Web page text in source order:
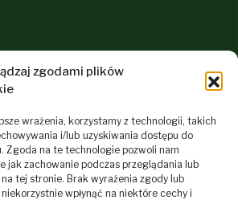
zgodami plików
wrażenia, korzystamy z technologii, takich
i/lub uzyskiwania dostępu do
Zgoda na te technologie pozwoli nam
jak zachowanie podczas przeglądania lub
tej stronie. Brak wyrażenia zgody lub
wpłynąć na niektóre cechy i
dla odwiedzających
Internetowego Szkoły